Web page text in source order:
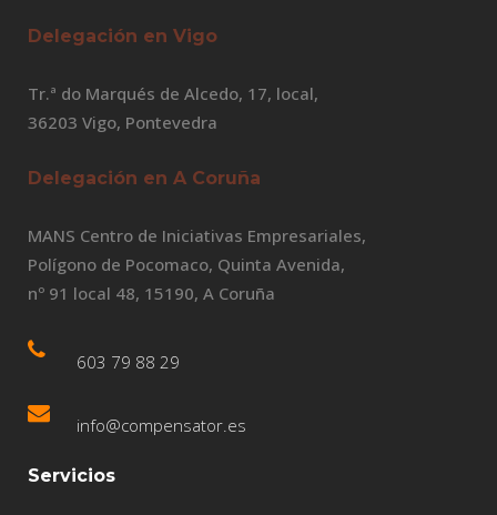
Delegación en Vigo
Tr.ª do Marqués de Alcedo, 17, local,
36203 Vigo, Pontevedra
Delegación en A Coruña
MANS Centro de Iniciativas Empresariales,
Polígono de Pocomaco, Quinta Avenida,
nº 91 local 48, 15190, A Coruña
603 79 88 29
info@compensator.es
Servicios